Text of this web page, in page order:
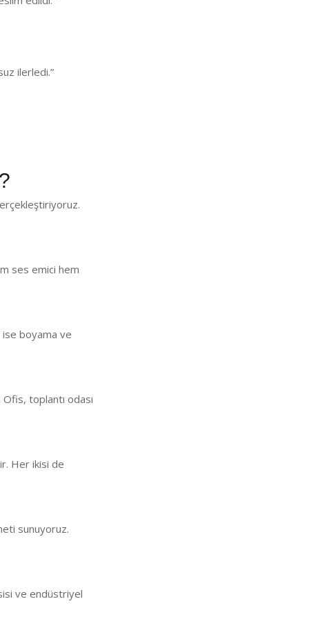
ilerledi.”
ses emici hem
ise boyama ve
toplantı odası
Her ikisi de
sunuyoruz.
ve endüstriyel